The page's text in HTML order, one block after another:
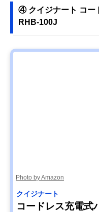
④ クイジナート コー
RHB-100J
Photo by Amazon
クイジナート
コードレス充電式